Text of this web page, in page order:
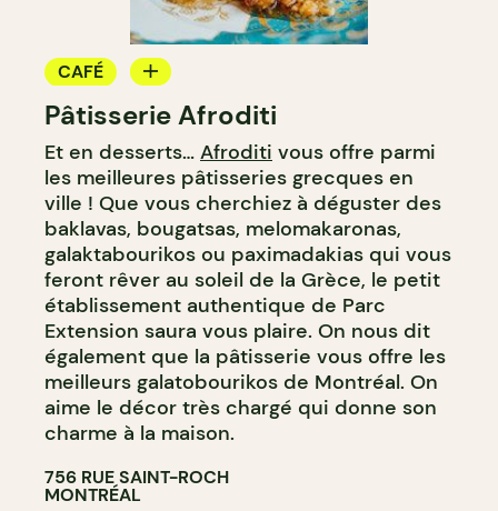
CAFÉ
BOULANGERIE
ÉPICERIE / DEP
COMPTOIR
Pâtisserie Afroditi
Et en desserts… Afroditi vous offre parmi
les meilleures pâtisseries grecques en
ville ! Que vous cherchiez à déguster des
baklavas, bougatsas, melomakaronas,
galaktabourikos ou paximadakias qui vous
feront rêver au soleil de la Grèce, le petit
établissement authentique de Parc
Extension saura vous plaire. On nous dit
également que la pâtisserie vous offre les
meilleurs galatobourikos de Montréal. On
aime le décor très chargé qui donne son
charme à la maison.
756 RUE SAINT-ROCH
MONTRÉAL